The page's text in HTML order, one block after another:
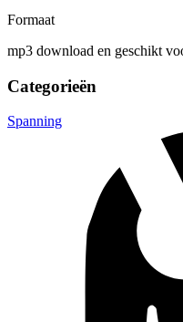
Formaat
mp3 download en geschikt
Categorieën
Spanning